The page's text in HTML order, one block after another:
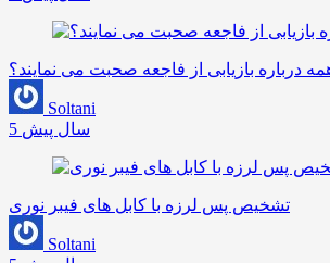
درباره بازیابی از فاجعه صحبت می نمایند؟
Soltani
5 سال پیش
تشخیص پس لرزه با کابل های فیبر نوری
Soltani